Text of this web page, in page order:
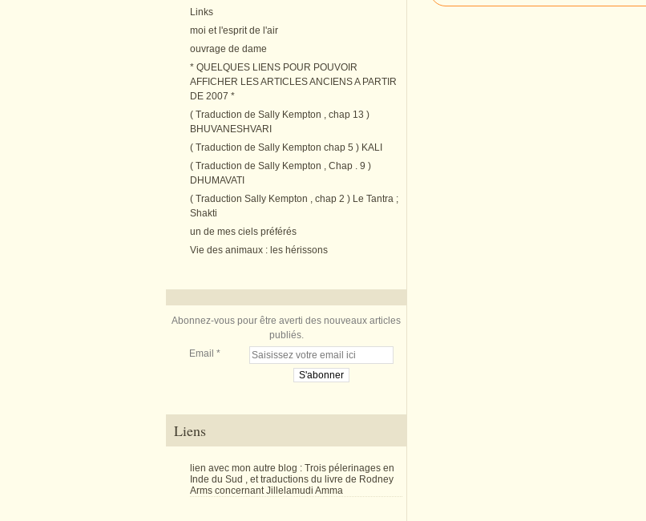
Links
moi et l'esprit de l'air
ouvrage de dame
* QUELQUES LIENS POUR POUVOIR
AFFICHER LES ARTICLES ANCIENS A PARTIR
DE 2007 *
( Traduction de Sally Kempton , chap 13 )
BHUVANESHVARI
( Traduction de Sally Kempton chap 5 ) KALI
( Traduction de Sally Kempton , Chap . 9 )
DHUMAVATI
( Traduction Sally Kempton , chap 2 ) Le Tantra ;
Shakti
un de mes ciels préférés
Vie des animaux : les hérissons
Abonnez-vous pour être averti des nouveaux articles
publiés.
Email
Liens
lien avec mon autre blog : Trois pélerinages en
Inde du Sud , et traductions du livre de Rodney
Arms concernant Jillelamudi Amma